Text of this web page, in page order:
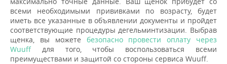
всеми необходимыми прививками по возрасту, будет
иметь все указанные в объявлении документы и пройдет
соответствующие процедуры дегельминтизации. Выбрав
щенка, вы можете безопасно провести оплату через
Wuuffдля того, чтобы воспользоваться всеми
преимуществами и защитой со стороны сервиса Wuuff.